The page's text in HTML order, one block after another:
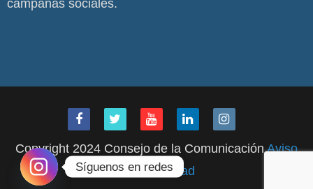
campañas sociales.
Copyright 2024 Consejo de la ComunicaciónAviso
de Privacidad
Síguenos en redes